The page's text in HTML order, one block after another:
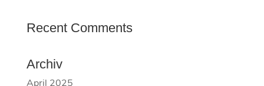
Recent Comments
Archiv
April 2025